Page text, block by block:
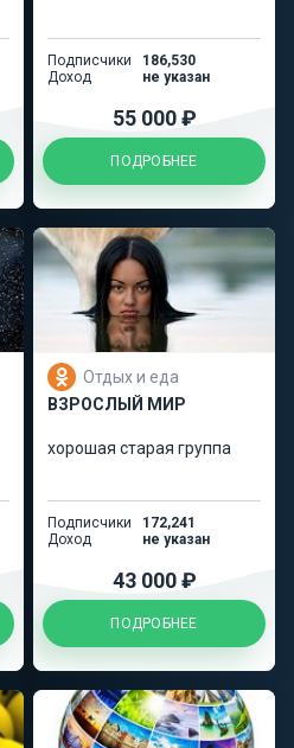
Подписчики
186,530
Доход
не указан
55 000 ₽
ПОДРОБНЕЕ
Отдых и еда
ВЗРОСЛЫЙ МИР
хорошая старая группа
Подписчики
172,241
Доход
не указан
43 000 ₽
ПОДРОБНЕЕ